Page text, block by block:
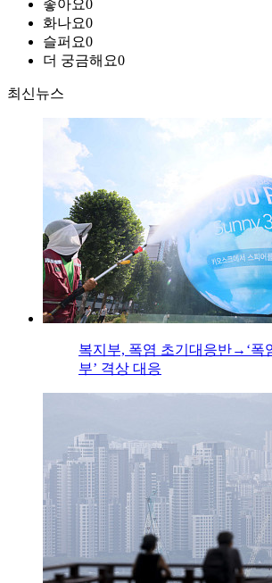
좋아요0
화나요0
슬퍼요0
더 궁금해요0
최신뉴스
복지부, 폭염 초기대응반→‘폭
부’ 격상 대응